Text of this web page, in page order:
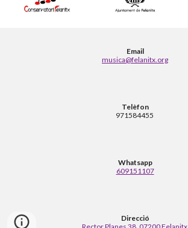
Email
musica@felanitx.org
Telèfon
971584455
Whatsapp
609151107
Direcció